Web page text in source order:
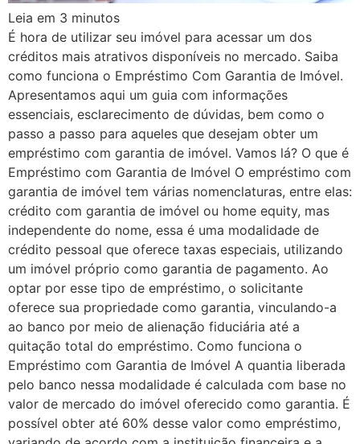
Leia em 3 minutos
É hora de utilizar seu imóvel para acessar um dos
créditos mais atrativos disponíveis no mercado. Saiba
como funciona o Empréstimo Com Garantia de Imóvel.
Apresentamos aqui um guia com informações
essenciais, esclarecimento de dúvidas, bem como o
passo a passo para aqueles que desejam obter um
empréstimo com garantia de imóvel. Vamos lá? O que é
Empréstimo com Garantia de Imóvel O empréstimo com
garantia de imóvel tem várias nomenclaturas, entre elas:
crédito com garantia de imóvel ou home equity, mas
independente do nome, essa é uma modalidade de
crédito pessoal que oferece taxas especiais, utilizando
um imóvel próprio como garantia de pagamento. Ao
optar por esse tipo de empréstimo, o solicitante
oferece sua propriedade como garantia, vinculando-a
ao banco por meio de alienação fiduciária até a
quitação total do empréstimo. Como funciona o
Empréstimo com Garantia de Imóvel A quantia liberada
pelo banco nessa modalidade é calculada com base no
valor de mercado do imóvel oferecido como garantia. É
possível obter até 60% desse valor como empréstimo,